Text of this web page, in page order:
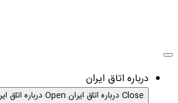
درباره اتاق ایران
Close درباره اتاق ایران Open درباره اتاق ایران